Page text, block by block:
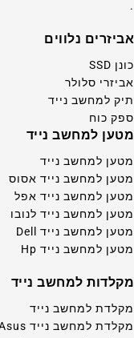
.
אביזרים נלווים
כונן SSD
אביזרי סלולר
תיק למחשב נייד
ספק כוח
מטען למחשב נייד
מטען למחשב נייד
מטען למחשב נייד אסוס
מטען למחשב נייד אפל
מטען למחשב נייד לנובו
מטען למחשב נייד Dell
מטען למחשב נייד Hp
מקלדות למחשב נייד
מקלדת למחשב נייד
מקלדת למחשב נייד Asus